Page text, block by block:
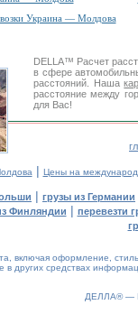
Украина — Молдова
DELLA™ Расчет
в сфере
расстояний. Наша
расстояние между
для Вас!
| Цены на
| грузы из Германии
Финляндии | перевезти
включая оформление,
других средствах
ДЕЛЛА® —